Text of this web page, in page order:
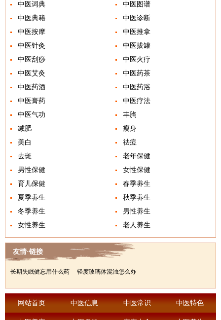
中医词典
中医图谱
中医典籍
中医诊断
中医按摩
中医推拿
中医针灸
中医拔罐
中医刮痧
中医火疗
中医艾灸
中医药茶
中医药酒
中医药浴
中医膏药
中医疗法
中医气功
丰胸
减肥
瘦身
美白
祛痘
去斑
老年保健
男性保健
女性保健
育儿保健
春季养生
夏季养生
秋季养生
冬季养生
男性养生
女性养生
老人养生
友情·链接
长期失眠健忘用什么药 轻度玻璃体混浊怎么办
网站首页 中医信息 中医常识 中医特色